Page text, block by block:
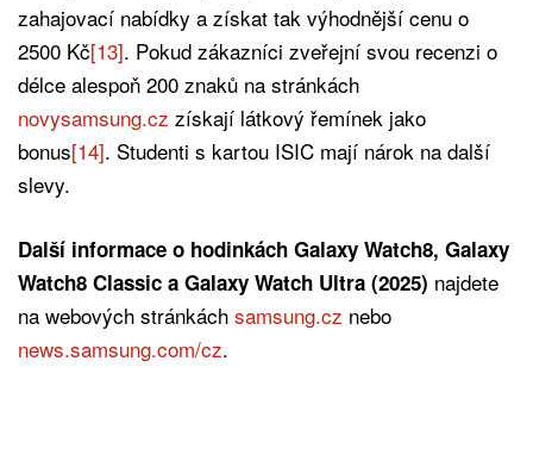
zahajovací nabídky a získat tak výhodnější cenu o
2500 Kč[13]. Pokud zákazníci zveřejní svou recenzi o
délce alespoň 200 znaků na stránkách
novysamsung.cz získají látkový řemínek jako
bonus[14]. Studenti s kartou ISIC mají nárok na další
slevy.
Další informace o hodinkách Galaxy Watch8, Galaxy
Watch8 Classic a Galaxy Watch Ultra (2025) najdete
na webových stránkách samsung.cz nebo
news.samsung.com/cz.